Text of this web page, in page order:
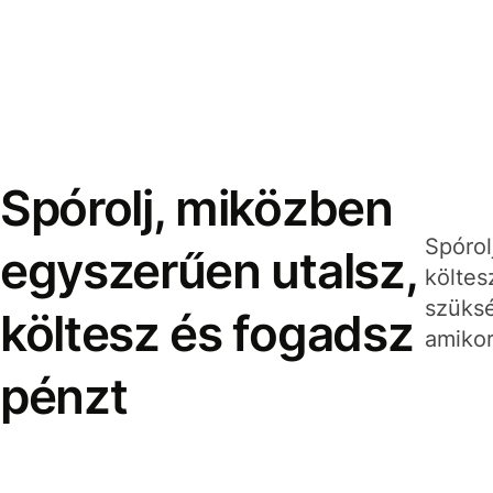
Spórolj, miközben
egyszerűen utalsz,
költesz és fogadsz
pénzt